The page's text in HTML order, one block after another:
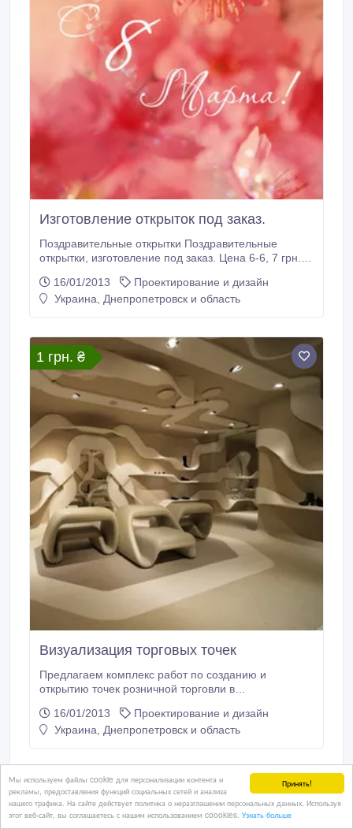
Принять!
Мы используем файлы cookie для персонализации контента и
рекламы, предоставления функций социальных сетей и анализа
нашего трафика. На сайте действует политика о неразглашении персональных данных. Используя
этот веб-сайт, вы соглашаетесь с нашим использованием coookies. Узнать больше
Изготовление открыток под заказ.
Поздравительные открытки Поздравительные
открытки, изготовление под заказ. Цена 6-6, 7 грн.
собственное производство! (056) 789-58-49 (098)
611-82-21.
16/01/2013
Проектирование и дизайн
Украина, Днепропетровск и область
1 грн. ₴
Визуализация торговых точек
Предлагаем комплекс работ по созданию и
открытию точек розничной торговли в
помещения. - создание дизайн-проекта. -
согласование вопросов с арендодателем. -
конструкций по индивидуальному заказу).
16/01/2013
Проектирование и дизайн
Украина, Днепропетровск и область
45 грн. ₴